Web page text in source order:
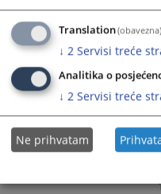
get
keyboard
shortcuts
for
dates.
Translation(obavezna)
↓ 2 Servisi treće
Analitika o
↓ 2 Servisi treće
Ne prihvatam